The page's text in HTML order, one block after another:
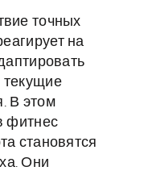
точных
на
текущие
В этом
фитнес
становятся
Они